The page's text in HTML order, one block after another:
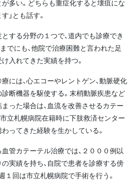
多い。どちらも重症化すると壊疽にな
」とも話す。
する分野の１つで、道内でも診療でき
でにも、他院で治療困難と言われた足
入れてきた実績を持つ。
には、心エコーやレントゲン、動脈硬化
診断機器を駆使する。末梢動脈疾患など
った場合は、血流を改善させるカテー
立札幌病院在籍時に下肢救済センター
ってきた経験を生かしている。
管カテーテル治療では、２０００例以
の実績を持ち、自院で患者を診療する傍
１回は市立札幌病院で手術を行う。